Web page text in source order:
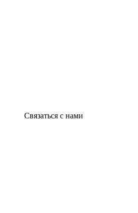
Связаться с нами